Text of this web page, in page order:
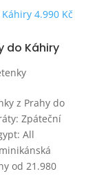
do Káhiry
z Prahy do
Zpáteční
All
od 21.980